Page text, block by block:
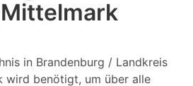
in Brandenburg / Landkreis
wird benötigt, um über alle